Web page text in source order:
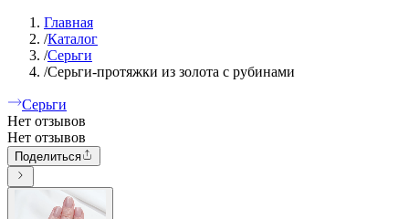
Главная
/Каталог
/Серьги
/Серьги-протяжки из золота с рубинами
Серьги
Нет отзывов
Нет отзывов
Поделиться